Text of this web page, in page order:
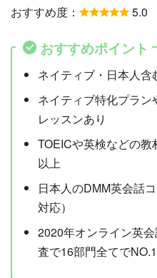
おすすめ度： 5.0
おすすめポイント
ネイティブ・日本人
ネイティブ特化プラ
レッスンあり
TOEICや英検などの
以上
日本人のDMM英会話
対応）
2020年オンライン英
査で16部門全てでNO.1